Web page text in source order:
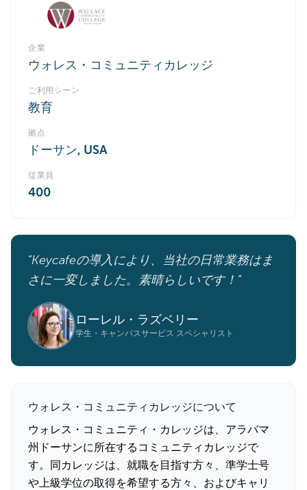
企業
ウォレス・コミュニティカレッジ
ご利用シーン
教育
拠点
ドーサン, USA
従業員
400
“Keycafeの導入により、当社の日常業務はま
さに一変しました。素晴らしいです！”
ローレル・ラズベリー
学生・キャンパスサービス スペシャリスト
ウォレス・コミュニティカレッジについて
ウォレス・コミュニティ・カレッジは、アラバマ
州ドーサンに所在するコミュニティカレッジで
す。同カレッジは、就職を目指す方々、準学士号
や上級学位の取得を希望する方々、およびキャリ